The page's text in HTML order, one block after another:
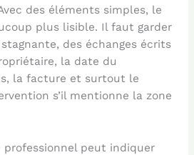
des éléments simples, le
plus lisible. Il faut garder
des échanges écrits
la date du
la facture et surtout le
s’il mentionne la zone
professionnel peut indiquer